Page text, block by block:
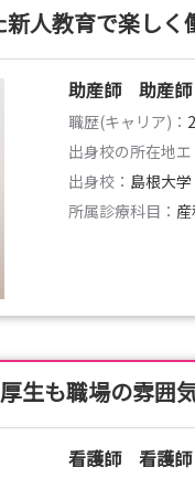
人教育で楽しく
助産師 助産
職歴(キャリア)：
出身校の所在地エ
出身校： 島根大学
所属診療科目：
生も職場の雰囲
看護師 看護